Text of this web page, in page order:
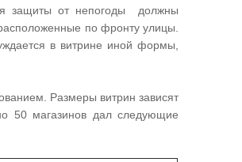
защиты от непогоды должны
по фронту улицы.
в витрине иной формы,
Размеры витрин зависят
50 магазинов дал следующие